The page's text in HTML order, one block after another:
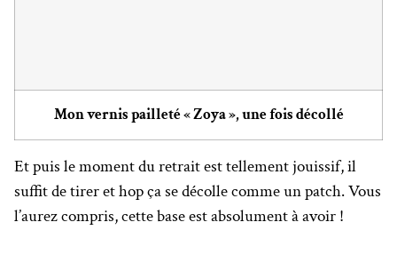
Mon vernis pailleté « Zoya », une fois décollé
Et puis le moment du retrait est tellement jouissif, il
suffit de tirer et hop ça se décolle comme un patch. Vous
l’aurez compris, cette base est absolument à avoir !